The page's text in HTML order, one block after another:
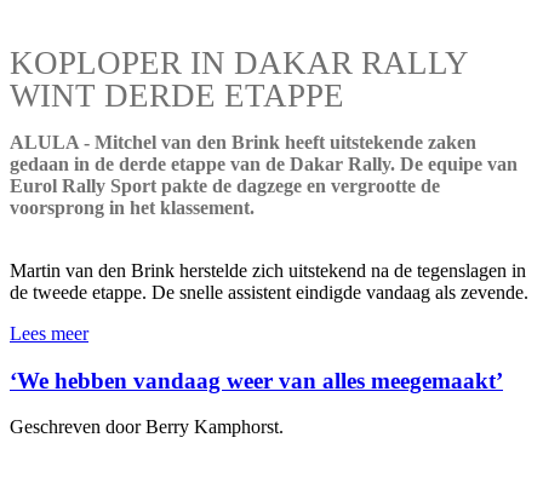
KOPLOPER IN DAKAR RALLY
WINT DERDE ETAPPE
ALULA - Mitchel van den Brink heeft uitstekende zaken
gedaan in de derde etappe van de Dakar Rally. De equipe van
Eurol Rally Sport pakte de dagzege en vergrootte de
voorsprong in het klassement.
Martin van den Brink herstelde zich uitstekend na de tegenslagen in
de tweede etappe. De snelle assistent eindigde vandaag als zevende.
Lees meer
‘We hebben vandaag weer van alles meegemaakt’
Geschreven door Berry Kamphorst.